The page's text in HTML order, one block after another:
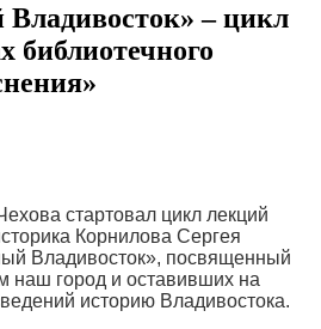
– цикл
библиотечного
стартовал цикл лекций
Корнилова Сергея
Владивосток», посвященный
наш город и оставивших на
историю Владивостока.